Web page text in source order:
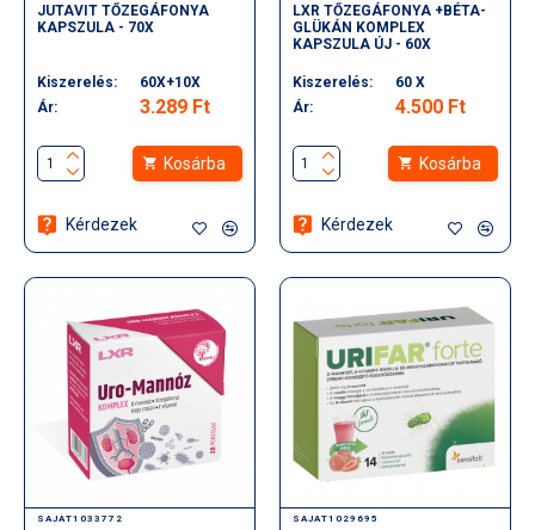
JUTAVIT TŐZEGÁFONYA
KAPSZULA - 70X
Kiszerelés:
60X+10X
Ár:
3.289 Ft
Kosárba
Kérdezek
LXR TŐZEGÁFONYA +BÉTA-
GLÜKÁN KOMPLEX
KAPSZULA ÚJ - 60X
Kiszerelés:
60 X
Ár:
4.500 Ft
Kosárba
Kérdezek
SAJAT1033772 SAJAT1029695